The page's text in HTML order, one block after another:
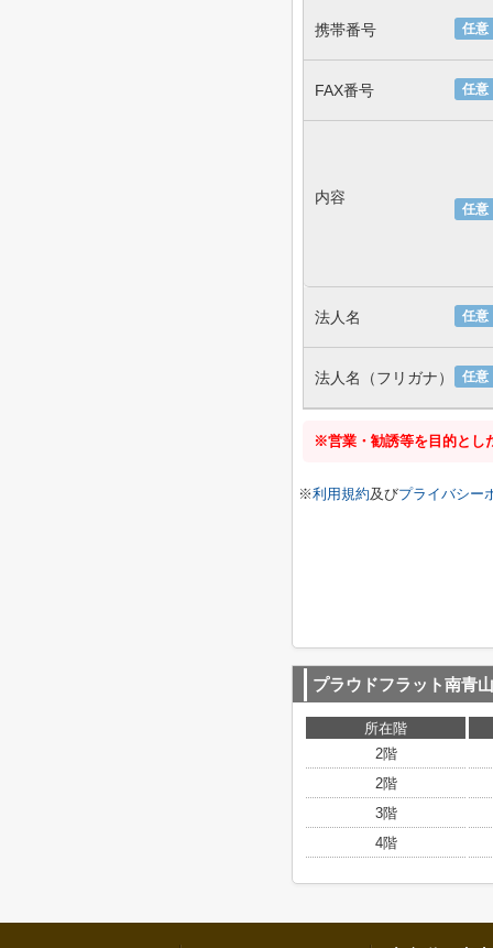
任意
携帯番号
任意
FAX番号
任意
内容
任意
法人名
任意
法人名（フリガナ）
※営業・勧誘等を目的とし
※利用規約及びプライバシー
プラウドフラット南青山
所在階
2階
2階
3階
4階